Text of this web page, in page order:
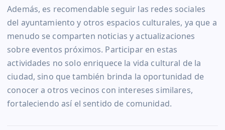
Además, es recomendable seguir las redes sociales
del ayuntamiento y otros espacios culturales, ya que a
menudo se comparten noticias y actualizaciones
sobre eventos próximos. Participar en estas
actividades no solo enriquece la vida cultural de la
ciudad, sino que también brinda la oportunidad de
conocer a otros vecinos con intereses similares,
fortaleciendo así el sentido de comunidad.